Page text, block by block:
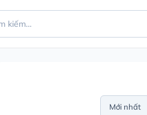
Mới nhất